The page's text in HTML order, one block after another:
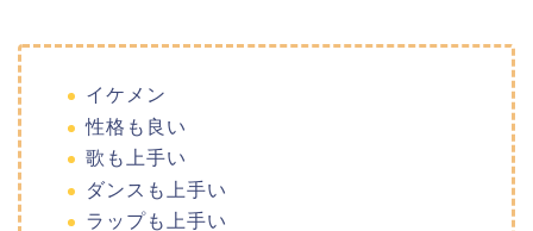
イケメン
性格 も良い
歌も上手い
ダンスも上手い
ラップも上手い